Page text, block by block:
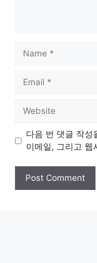
Name
Email
Website
다음 번 댓글 작성
이메일, 그리고 웹